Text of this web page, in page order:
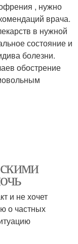
, нужно
врача.
в нужной
состояние и
болезни.
обострение
и не хочет
о частных